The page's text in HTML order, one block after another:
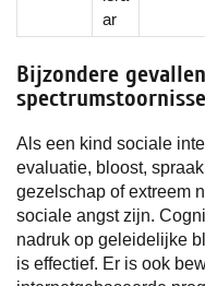
ar
Bijzondere
Als een kind sociale
evaluatie, bloost,
gezelschap of extreem
sociale angst zijn.
nadruk op geleidelijke
is effectief. Er is ook